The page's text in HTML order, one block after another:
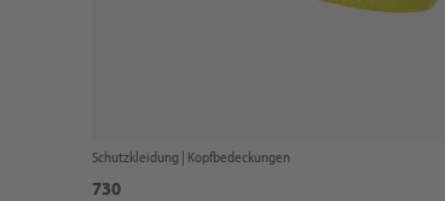
Schutzkleidung | Kopfbedeckungen
730